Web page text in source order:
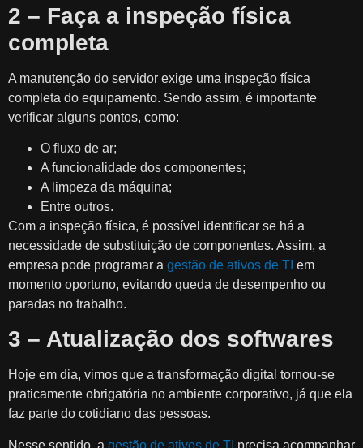
2 – Faça a inspeção física
completa
A manutenção do servidor exige uma inspeção física
completa do equipamento. Sendo assim, é importante
verificar alguns pontos, como:
O fluxo de ar;
A funcionalidade dos componentes;
A limpeza da máquina;
Entre outros.
Com a inspeção física, é possível identificar se há a
necessidade de substituição de componentes. Assim, a
empresa pode programar a gestão de ativos de TI em
momento oportuno, evitando queda de desempenho ou
paradas no trabalho.
3 – Atualização dos softwares
Hoje em dia, vimos que a transformação digital tornou-se
praticamente obrigatória no ambiente corporativo, já que ela
faz parte do cotidiano das pessoas.
Nesse sentido, a gestão de ativos de TI precisa acompanhar